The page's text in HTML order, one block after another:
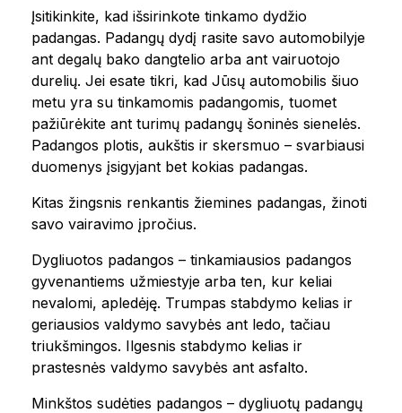
Įsitikinkite, kad išsirinkote tinkamo dydžio
padangas. Padangų dydį rasite savo automobilyje
ant degalų bako dangtelio arba ant vairuotojo
durelių. Jei esate tikri, kad Jūsų automobilis šiuo
metu yra su tinkamomis padangomis, tuomet
pažiūrėkite ant turimų padangų šoninės sienelės.
Padangos plotis, aukštis ir skersmuo – svarbiausi
duomenys įsigyjant bet kokias padangas.
Kitas žingsnis renkantis žiemines padangas, žinoti
savo vairavimo įpročius.
Dygliuotos padangos – tinkamiausios padangos
gyvenantiems užmiestyje arba ten, kur keliai
nevalomi, apledėję. Trumpas stabdymo kelias ir
geriausios valdymo savybės ant ledo, tačiau
triukšmingos. Ilgesnis stabdymo kelias ir
prastesnės valdymo savybės ant asfalto.
Minkštos sudėties padangos – dygliuotų padangų